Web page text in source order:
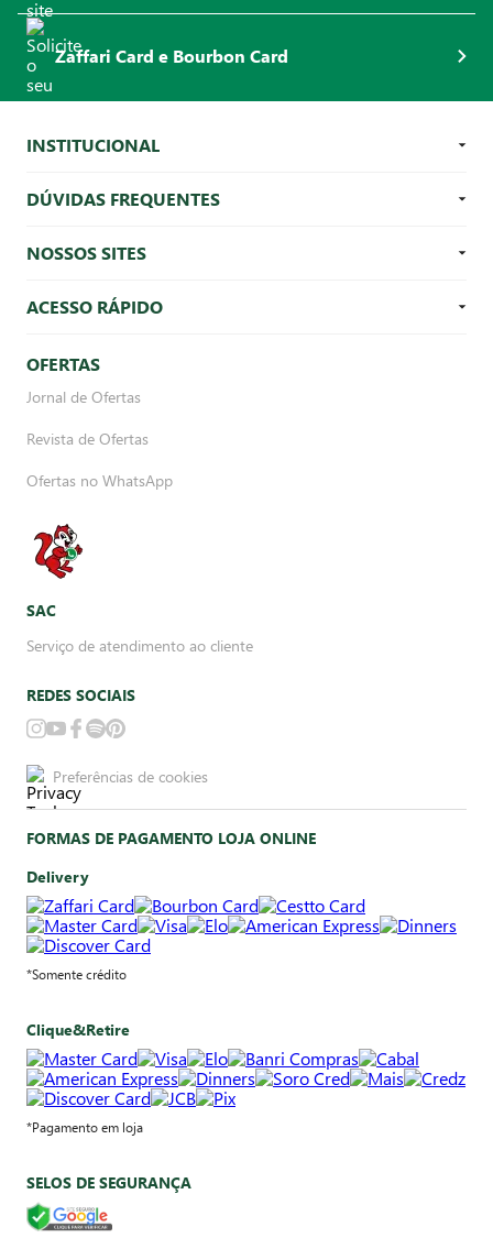
Zaffari Card e Bourbon Card
INSTITUCIONAL
DÚVIDAS FREQUENTES
NOSSOS SITES
ACESSO RÁPIDO
OFERTAS
Jornal de Ofertas
Revista de Ofertas
Ofertas no WhatsApp
SAC
Serviço de atendimento ao cliente
REDES SOCIAIS
Preferências de cookies
FORMAS DE PAGAMENTO LOJA ONLINE
Delivery
*Somente crédito
Clique&Retire
*Pagamento em loja
SELOS DE SEGURANÇA